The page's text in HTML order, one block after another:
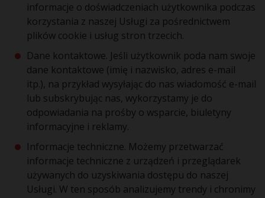
informacje o doświadczeniach użytkownika podczas
korzystania z naszej Usługi za pośrednictwem
plików cookie i usług stron trzecich.
Dane kontaktowe. Jeśli użytkownik poda nam swoje
dane kontaktowe (imię i nazwisko, adres e-mail
itp.), na przykład wysyłając do nas wiadomość e-mail
lub subskrybując nas, wykorzystamy je do
odpowiadania na prośby o wsparcie, biuletyny
informacyjne i reklamy.
Informacje techniczne. Możemy przetwarzać
informacje techniczne z urządzeń i przeglądarek
używanych do uzyskiwania dostępu do naszej
Usługi. W ten sposób analizujemy trendy i chronimy